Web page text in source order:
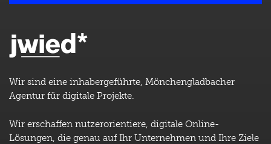
Wir sind eine inhabergeführte, Mönchengladbacher
Agentur für digitale Projekte.
Wir erschaffen nutzerorientiere, digitale Online-
Lösungen, die genau auf Ihr Unternehmen und Ihre Ziele